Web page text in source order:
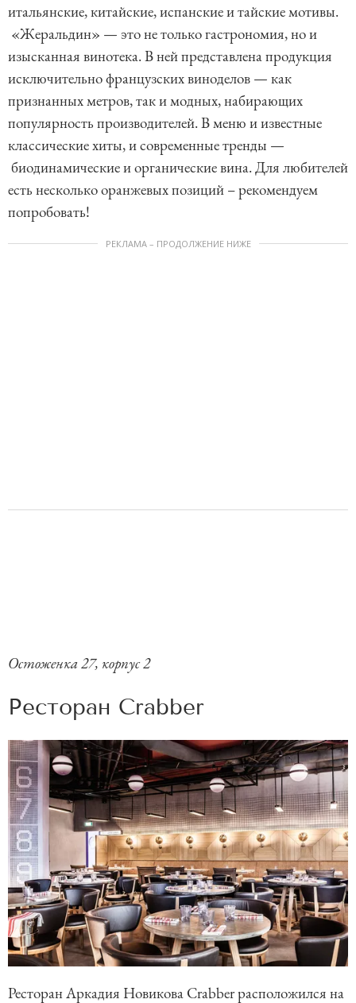
итальянские, китайские, испанские и тайские мотивы.
«Жеральдин» — это не только гастрономия, но и
изысканная винотека. В ней представлена продукция
исключительно французских виноделов — как
признанных метров, так и модных, набирающих
популярность производителей. В меню и известные
классические хиты, и современные тренды —
биодинамические и органические вина. Для любителей
есть несколько оранжевых позиций – рекомендуем
попробовать!
РЕКЛАМА – ПРОДОЛЖЕНИЕ НИЖЕ
Остоженка 27, корпус 2
Ресторан Crabber
Ресторан Аркадия Новикова Crabber расположился на